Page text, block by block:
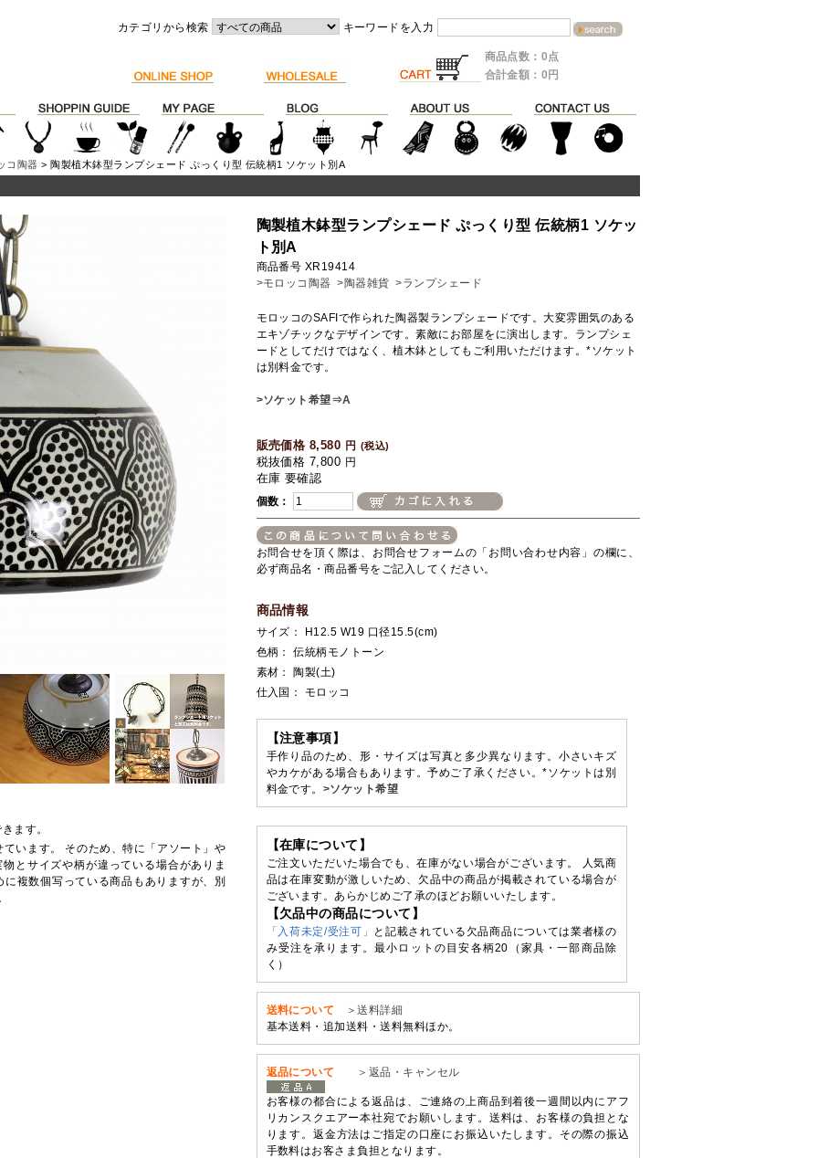
カテゴリから検索 キーワードを入力
商品点数：0点
合計金額：0円
コ陶器 > 陶製植木鉢型ランプシェード ぷっくり型 伝統柄1 ソケット別A
ます。
います。 そのため、特に「アソート」や
とサイズや柄が違っている場合がありま
複数個写っている商品もありますが、別
陶製植木鉢型ランプシェード ぷっくり型 伝統柄1 ソケッ
ト別A
商品番号 XR19414
>モロッコ陶器 >陶器雑貨 >ランプシェード
モロッコのSAFIで作られた陶器製ランプシェードです。大変雰囲気のある
エキゾチックなデザインです。素敵にお部屋をに演出します。ランプシェ
ードとしてだけではなく、植木鉢としてもご利用いただけます。*ソケット
は別料金です。
>ソケット希望⇒A
販売価格 8,580 円 (税込)
税抜価格 7,800 円
在庫 要確認
個数：
お問合せを頂く際は、お問合せフォームの「お問い合わせ内容」の欄に、
必ず商品名・商品番号をご記入してください。
商品情報
サイズ： H12.5 W19 口径15.5(cm)
色柄： 伝統柄モノトーン
素材： 陶製(土)
仕入国： モロッコ
【注意事項】
手作り品のため、形・サイズは写真と多少異なります。小さいキズ
やカケがある場合もあります。予めご了承ください。*ソケットは別
料金です。 >ソケット希望
【在庫について】
ご注文いただいた場合でも、在庫がない場合がございます。 人気商
品は在庫変動が激しいため、欠品中の商品が掲載されている場合が
ございます。あらかじめご了承のほどお願いいたします。
【欠品中の商品について】
「入荷未定/受注可」
と記載されている欠品商品については業者様の
み受注を承ります。最小ロットの目安各柄20（家具・一部商品除
く）
送料について
＞送料詳細
基本送料・追加送料・送料無料ほか。
返品について ＞返品・キャンセル
お客様の都合による返品は、ご連絡の上商品到着後一週間以内にアフ
リカンスクエアー本社宛でお願いします。送料は、お客様の負担とな
ります。返金方法はご指定の口座にお振込いたします。その際の振込
手数料はお客さま負担となります。